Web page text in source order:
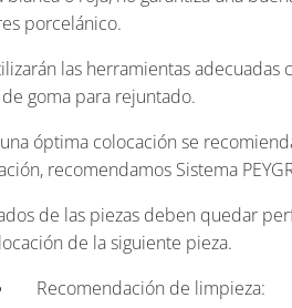
porcelánico.
las herramientas adecuadas
goma para rejuntado.
óptima colocación se
recomendamos Sistema
de las piezas deben quedar
de la siguiente pieza.
Recomendación de limpieza: